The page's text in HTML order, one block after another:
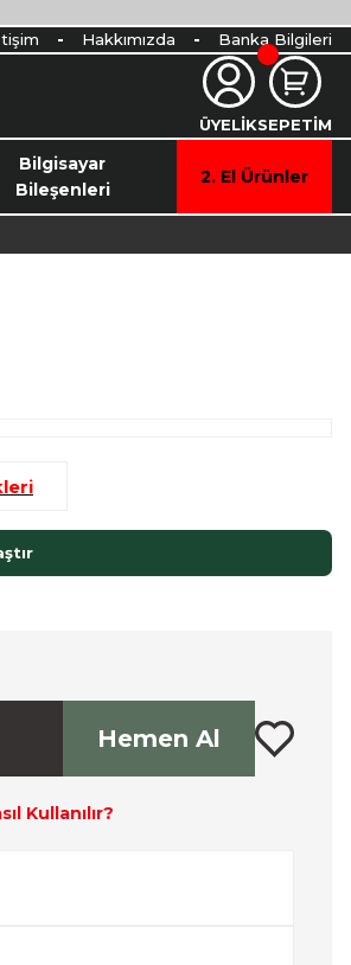
Hakkımızda Banka Bilgileri
ÜYELİKSEPETİM
Bilgisayar
Bileşenleri
2. El Ürünler
Hemen Al
Kullanılır?